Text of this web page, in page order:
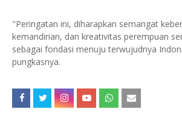
"Peringatan ini, diharapkan semangat
kemandirian, dan kreativitas perempuan
sebagai fondasi menuju terwujudnya
pungkasnya.